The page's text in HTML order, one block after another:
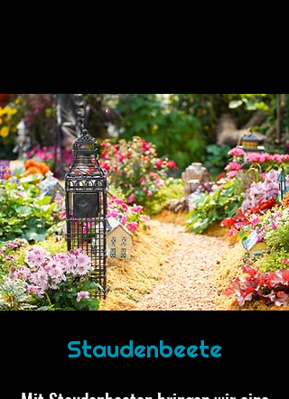
Staudenbeete